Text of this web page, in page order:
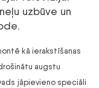
uzbūve un
kā ierakstīšanas
augstu
jāpievieno speciāli